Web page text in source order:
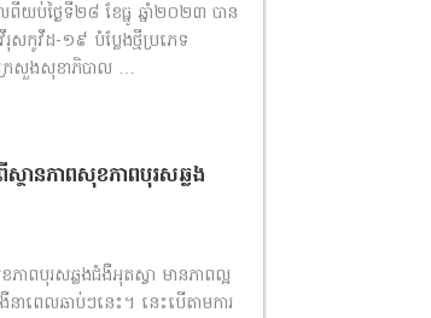
យប់ថ្ងៃទី២៨ ខែធ្នូ ឆ្នាំ២០២៣ បាន
កូវីដ-១៩ បំប្លែងថ្មីប្រភេទ
សួងសុខាភិបាល …
ស្ថានភាពសុខភាព​បុរសឆ្លង
ពបុរសឆ្លងជំងឺអុតស្វា មានភាពល្អ
ពេលឆាប់ៗនេះ។ នេះបើតាមការ